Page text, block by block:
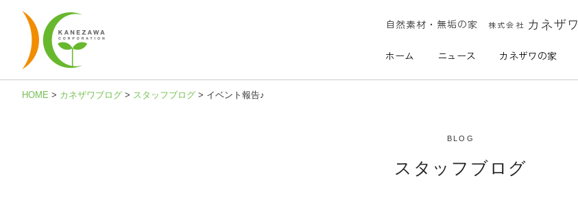
自然素材・無垢の家 株式会社 カネザワ
ホーム ニュース カネザワの家
HOME > カネザワブログ > スタッフブログ > イベント報告♪
BLOG
スタッフブログ